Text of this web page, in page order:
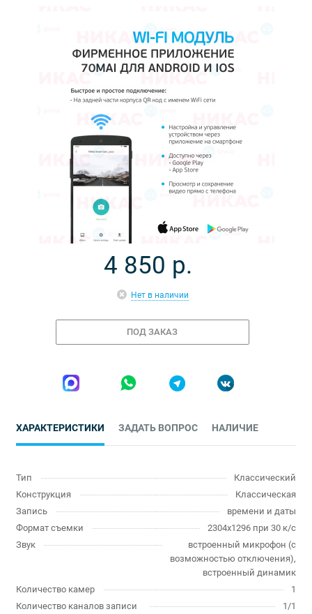
4 850 р.
Нет в наличии
ПОД ЗАКАЗ
ХАРАКТЕРИСТИКИ ЗАДАТЬ ВОПРОС НАЛИЧИЕ
Тип
Классический
Конструкция
Классическая
Запись
времени и даты
Формат съемки
2304x1296 при 30 к/с
Звук
встроенный микрофон (с
возможностью отключения),
встроенный динамик
Количество камер
1
Количество каналов записи
1/1